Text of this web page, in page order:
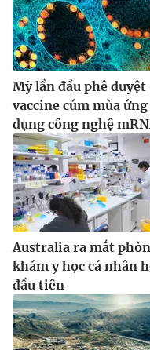
Mỹ lần đầu phê duyệt
vaccine cúm mùa ứng
dụng công nghệ
Australia ra mắt
khám y học cá nhân
đầu tiên